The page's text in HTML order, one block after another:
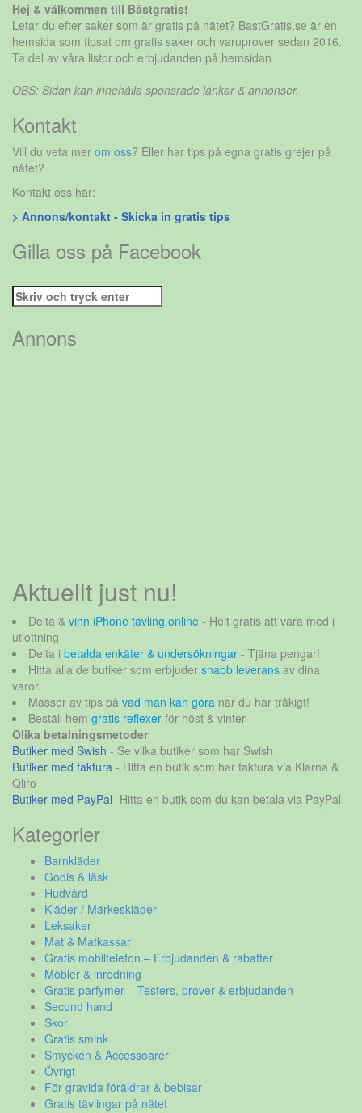
Hej & välkommen till Bästgratis!
Letar du efter saker som är gratis på nätet? BastGratis.se är en
hemsida som tipsat om gratis saker och varuprover sedan 2016.
Ta del av våra listor och erbjudanden på hemsidan
OBS: Sidan kan innehålla sponsrade länkar & annonser.
Kontakt
Vill du veta mer om oss? Eller har tips på egna gratis grejer på
nätet?
Kontakt oss här:
> Annons/kontakt - Skicka in gratis tips
Gilla oss på Facebook
Sök
efter:
Annons
Aktuellt just nu!
Delta & vinn iPhone tävling online - Helt gratis att vara med i
utlottning
Delta i betalda enkäter & undersökningar - Tjäna pengar!
Hitta alla de butiker som erbjuder snabb leverans av dina
varor.
Massor av tips på vad man kan göra när du har tråkigt!
Beställ hem gratis reflexer för höst & vinter
Olika betalningsmetoder
Butiker med Swish - Se vilka butiker som har Swish
Butiker med faktura - Hitta en butik som har faktura via Klarna &
Qliro
Butiker med PayPal- Hitta en butik som du kan betala via PayPal
Kategorier
Barnkläder
Godis & läsk
Hudvård
Kläder / Märkeskläder
Leksaker
Mat & Matkassar
Gratis mobiltelefon – Erbjudanden & rabatter
Möbler & inredning
Gratis parfymer – Testers, prover & erbjudanden
Second hand
Skor
Gratis smink
Smycken & Accessoarer
Övrigt
För gravida föräldrar & bebisar
Gratis tävlingar på nätet